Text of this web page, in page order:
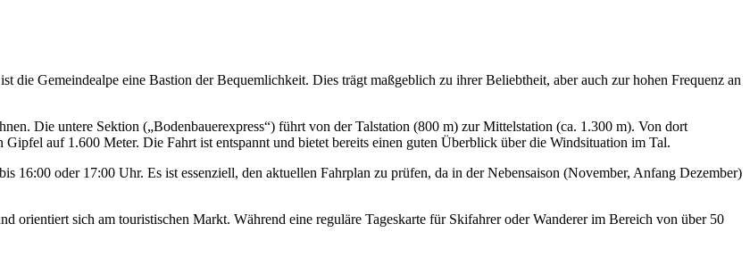
die Gemeindealpe eine Bastion der Bequemlichkeit. Dies trägt maßgeblich zu ihrer Beliebtheit, aber auch zur hohen Frequenz an
Die untere Sektion („Bodenbauerexpress“) führt von der Talstation (800 m) zur Mittelstation (ca. 1.300 m). Von dort
auf 1.600 Meter. Die Fahrt ist entspannt und bietet bereits einen guten Überblick über die Windsituation im Tal.
16:00 oder 17:00 Uhr. Es ist essenziell, den aktuellen Fahrplan zu prüfen, da in der Nebensaison (November, Anfang Dezember)
orientiert sich am touristischen Markt. Während eine reguläre Tageskarte für Skifahrer oder Wanderer im Bereich von über 50